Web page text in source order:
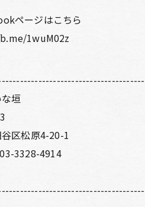
ページはこちら
1wuM02z
垣
区松原4-20-1
3328-4914